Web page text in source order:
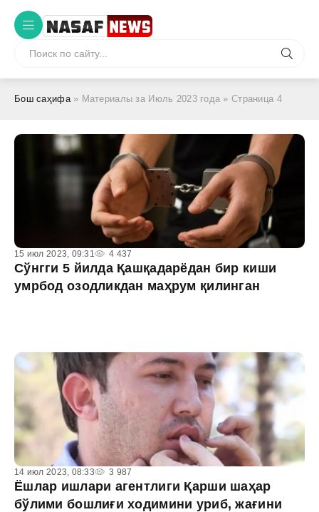
Бош саҳифа» Материалы за Июль 2023 года » Страница 4
15 июл 2023, 09:31 4 437
Сўнгги 5 йилда Қашқадарёдан бир киши
умрбод озодликдан маҳрум қилинган
14 июл 2023, 08:33 3 987
Ёшлар ишлари агентлиги Қарши шаҳар
бўлими бошлиғи ходимини уриб, жағини